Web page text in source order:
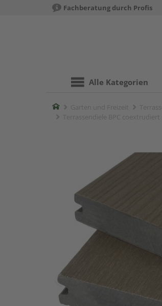
Fachberatung durch Profis
Alle Kategorien
Home